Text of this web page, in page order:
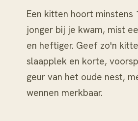
Een kitten hoort
jonger bij je kwam, mist
en heftiger. Geef zo'n
slaapplek en korte,
geur van het oude nest,
wennen merkbaar.